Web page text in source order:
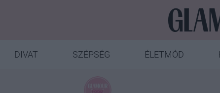
DIVAT SZÉPSÉG ÉLETMÓD